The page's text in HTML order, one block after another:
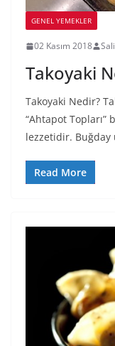
GENEL YEMEKLER
02 Kasım 2018
Takoyaki
Takoyaki Nedir?
“Ahtapot Topları”
lezzetidir. Buğday
Read More